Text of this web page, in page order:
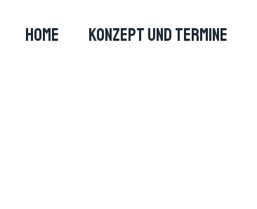
HOME KONZEPT UND TERMINE